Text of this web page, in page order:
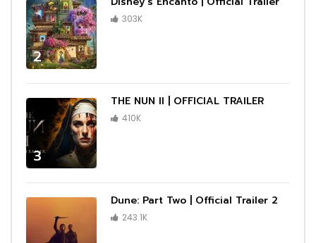
2
303K
3
THE NUN II | OFFICIAL TRAILER
410K
Dune: Part Two | Official Trailer 2
243.1K